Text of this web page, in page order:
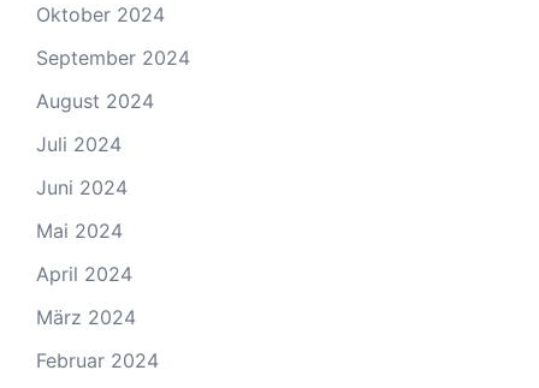
Oktober 2024
September 2024
August 2024
Juli 2024
Juni 2024
Mai 2024
April 2024
März 2024
Februar 2024